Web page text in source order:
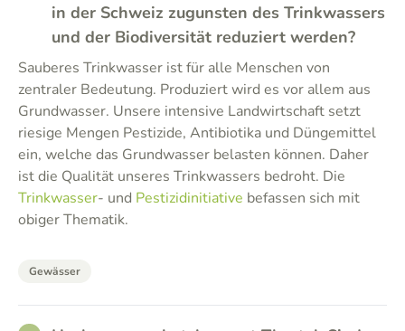
in der Schweiz zugunsten des Trinkwassers
und der Biodiversität reduziert werden?
Sauberes Trinkwasser ist für alle Menschen von
zentraler Bedeutung. Produziert wird es vor allem aus
Grundwasser. Unsere intensive Landwirtschaft setzt
riesige Mengen Pestizide, Antibiotika und Düngemittel
ein, welche das Grundwasser belasten können. Daher
ist die Qualität unseres Trinkwassers bedroht. Die
Trinkwasser- und Pestizidinitiative befassen sich mit
obiger Thematik.
Gewässer